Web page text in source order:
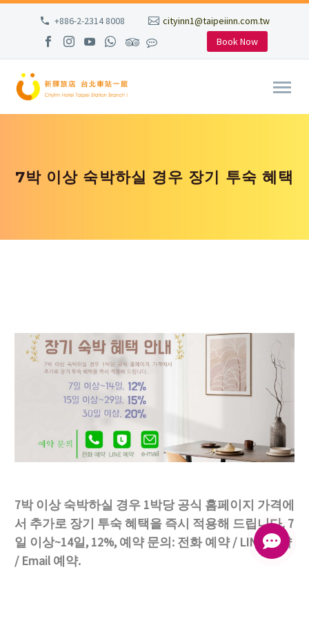
+886-2-2314 8008
cityinn1@taipeiinn.com.tw
Book Now
한국어
7박 이상 숙박하실 경우 장기 투숙 혜택
7박 이상 숙박하실 경우 1박당 공식 홈페이지 가격에
서 추가로 장기 투숙 혜택을 즉시 적용해 드립니다. 7
일 이상~14일, 12%, 예약 문의: 전화 예약 / LINE 예약
/ Email 예약.